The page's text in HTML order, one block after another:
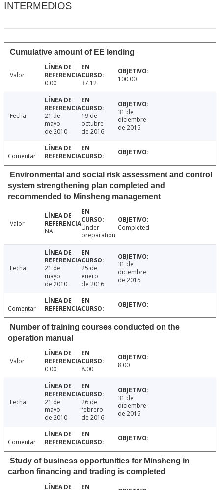
INTERMEDIOS
Cumulative amount of EE lending
Valor
0.00
37.12 100.00
Fecha
21 de
mayo
de 2010
19 de
octubre
de 2016
31 de
diciembre
de 2016
Comentar
Environmental and social risk assessment and control
system strengthening plan completed and
recommended to Minsheng management
Valor
NA
Under
preparation
Completed
Fecha
21 de
mayo
de 2010
25 de
enero
de 2016
31 de
diciembre
de 2016
Comentar
Number of training courses conducted on the
operation manual
Valor
0.00
8.00 8.00
Fecha
21 de
mayo
de 2010
26 de
febrero
de 2016
31 de
diciembre
de 2016
Comentar
Study of business opportunities for Minsheng in
carbon financing and trading is completed